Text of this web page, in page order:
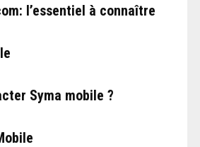
l’essentiel à connaître
Syma mobile ?